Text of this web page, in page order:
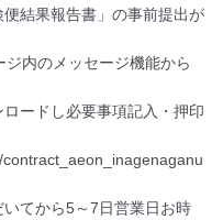
結果報告書」の事前提出が
内のメッセージ機能から
ードし必要事項記入・押印
てから5～7日営業日お時